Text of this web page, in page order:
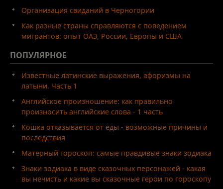
Организация свиданий в Черногории
Как разные страны справляются с поведением
мигрантов: опыт ОАЭ, России, Европы и США
ПОПУЛЯРНОЕ
Известные латинские выражения, афоризмы на
латыни. Часть 1
Английское произношение: как правильно
произносить английские слова - 1 часть
Кошка отказывается от еды - возможные причины и
последствия
Матерный гороскоп: самые правдивые знаки зодиака
Знаки зодиака в виде сказочных персонажей - какая
вы нечисть и какие вы сказочные герои по гороскопу